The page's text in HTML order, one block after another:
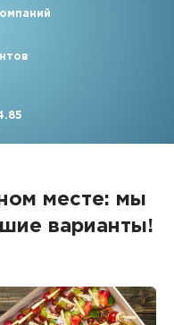
месте: мы
варианты!